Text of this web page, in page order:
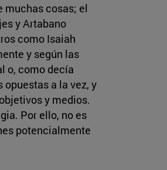
muchas cosas; el
y Artabano
como Isaiah
y según las
o, como decía
a la vez, y
y medios.
Por ello, no es
potencialmente